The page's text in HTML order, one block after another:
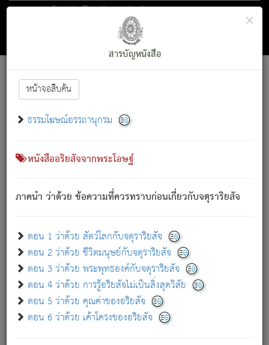
ตอน 1 ว่าด้วย สัตว์โลกกับจตุราริยสัจ
สารบัญ×
สารบัญหนังสือ
หน้าจอสืบค้น
ธรรมโฆษณ์อรรถานุกรม
หนังสืออริยสัจจากพระโอษฐ์
ภาคนำ ว่าด้วย ข้อความที่ควรทราบก่อนเกี่ยวกับจตุราริยสัจ
ตอน 1 ว่าด้วย สัตว์โลกกับจตุราริยสัจ
ตอน 2 ว่าด้วย ชีวิตมนุษย์กับจตุราริยสัจ
ตอน 3 ว่าด้วย พระพุทธองค์กับจตุราริยสัจ
ตอน 4 ว่าด้วย การรู้อริยสัจไม่เป็นสิ่งสุดวิสัย
ตอน 5 ว่าด้วย คุณค่าของอริยสัจ
ตอน 6 ว่าด้วย เค้าโครงของอริยสัจ
Font :15 ]||
สัตว์โลกนี้ เกิดความเดือดร้อนแล้ว มีผัสสะบังหน้า
เขาสำคัญสิ่งใด โดยความเป็นประการใด แต่สิ่งนั้นย่อมเป็น
(ตามที่เป็นจริง) โดยประการอื่นจากที่เขาสำคัญนั้น
สัตว์โลกติดข้องอยู่ในภพ ถูกภพบังหน้าแล้ว มีภพโดยความ
เป็นอย่างอื่น (จากที่มันเป็นอยู่จริง) จึงได้เพลิดเพลินยิ่งนักในภพ
เขาเพลิดเพลินยิ่งนักในสิ่งใด สิ่งนั้นเป็นภัย (ที่เขาไม่รู้จัก)
เขากลัวต่อสิ่งใดสิ่งนั้นเป็นทุกข์
พรหมจรรย์นี้ อันบุคคลย่อมประพฤติ ก็เพื่อการละขาดซึ่ง
ภพ.
สมณะหรือพราหมณ์เหล่าใด กล่าวความหลุดพ้นจากภพว่า
มีได้เพราะภพ เรากล่าวว่า สมณะหรือพราหมณ์ทั้งปวงนั้น
มิใช่ผู้หลดพ้นจากภพ.